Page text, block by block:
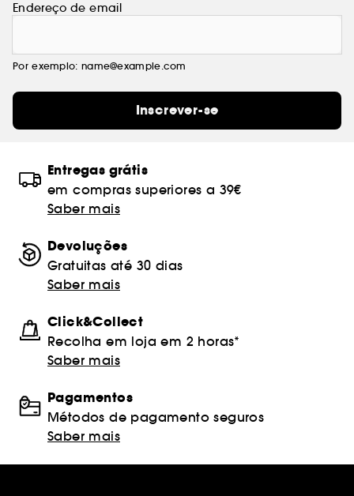
Endereço de email
Por exemplo: name@example.com
Inscrever-se
Entregas grátis
em compras superiores a 39€
Saber mais
Devoluções
Gratuitas até 30 dias
Saber mais
Click&Collect
Recolha em loja em 2 horas*
Saber mais
Pagamentos
Métodos de pagamento seguros
Saber mais